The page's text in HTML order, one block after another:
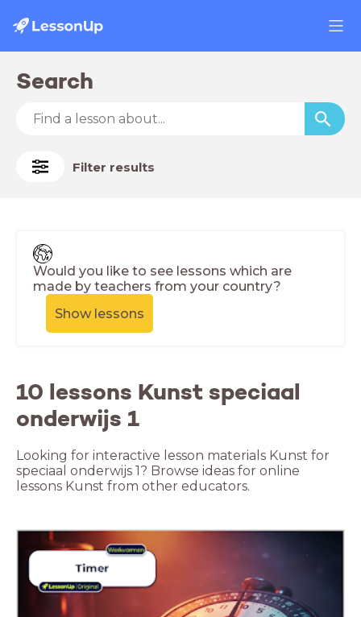
Search
Filter results
Would you like to see lessons which are
made by teachers from your country?
Show lessons
10 lessons Kunst speciaal
onderwijs 1
Looking for interactive lesson materials Kunst for
speciaal onderwijs 1? Browse ideas for online
lessons Kunst from other educators.